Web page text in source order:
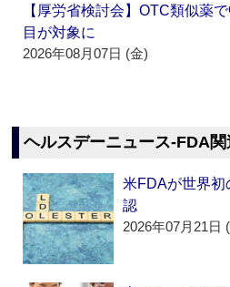
【厚労省検討会】OTC類似薬
目が対象に
2026年08月07日 (金)
ヘルスデーニュース‐FDA関
米FDAが世界
認
2026年07月21日